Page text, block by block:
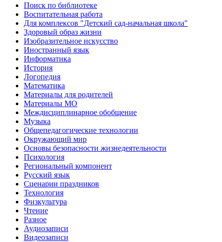
Поиск по библиотеке
Воспитательная работа
Для комплексов "Детский сад-начальная школа"
Здоровый образ жизни
Изобразительное искусство
Иностранный язык
Информатика
История
Логопедия
Математика
Материалы для родителей
Материалы МО
Междисциплинарное обобщение
Музыка
Общепедагогические технологии
Окружающий мир
Основы безопасности жизнедеятельности
Психология
Региональный компонент
Русский язык
Сценарии праздников
Технология
Физкультура
Чтение
Разное
Аудиозаписи
Видеозаписи